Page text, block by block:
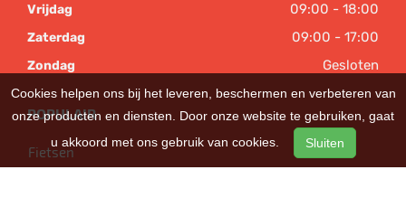
Vrijdag 09:00 - 18:00
Zaterdag 09:00 - 17:00
Zondag Gesloten
POPULAIR
Fietsen
Cookies helpen ons bij het leveren, beschermen en verbeteren van
onze producten en diensten. Door onze website te gebruiken, gaat
u akkoord met ons gebruik van cookies.
Sluiten